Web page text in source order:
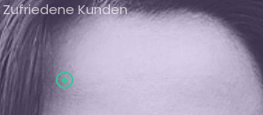
Zufriedene Kunden